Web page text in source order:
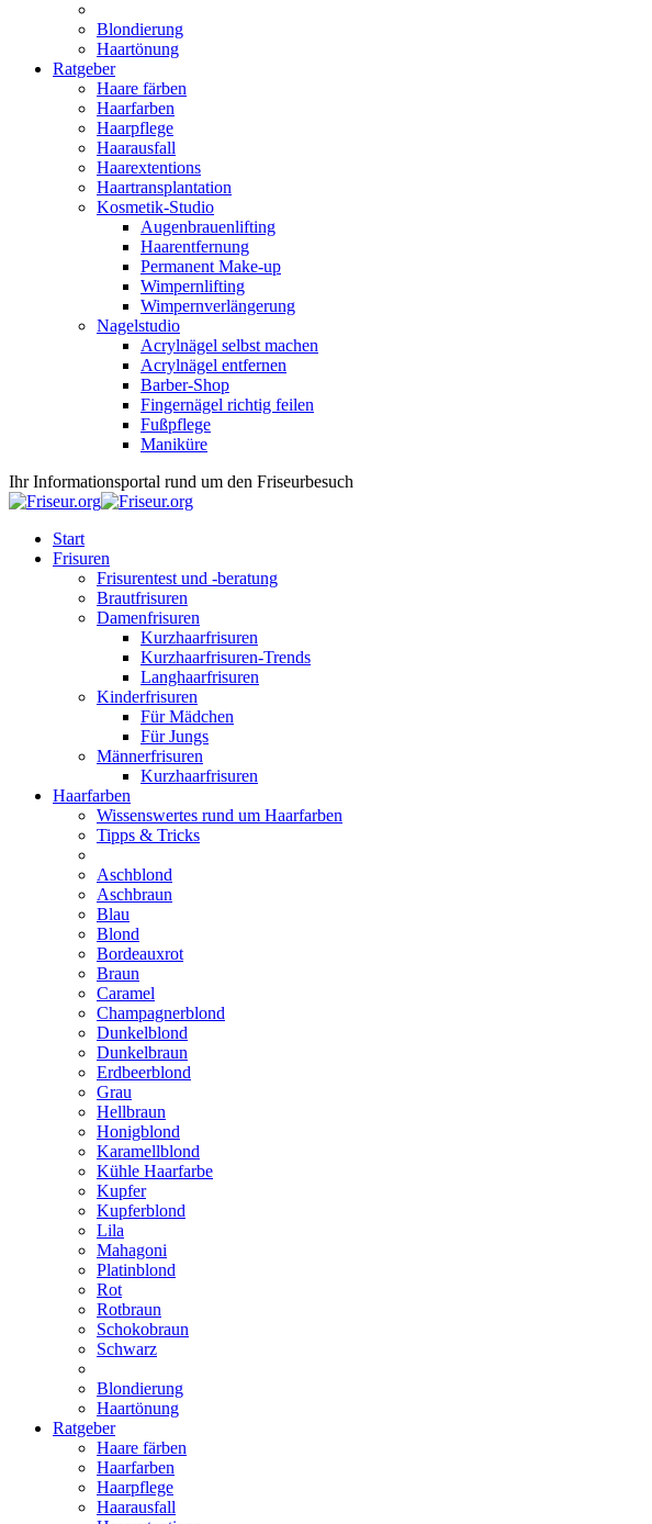
Blondierung
Haartönung
Ratgeber
Haare färben
Haarfarben
Haarpflege
Haarausfall
Haarextentions
Haartransplantation
Kosmetik-Studio
Augenbrauenlifting
Haarentfernung
Permanent Make-up
Wimpernlifting
Wimpernverlängerung
Nagelstudio
Acrylnägel selbst machen
Acrylnägel entfernen
Barber-Shop
Fingernägel richtig feilen
Fußpflege
Maniküre
Ihr Informationsportal rund um den Friseurbesuch
Start
Frisuren
Frisurentest und -beratung
Brautfrisuren
Damenfrisuren
Kurzhaarfrisuren
Kurzhaarfrisuren-Trends
Langhaarfrisuren
Kinderfrisuren
Für Mädchen
Für Jungs
Männerfrisuren
Kurzhaarfrisuren
Haarfarben
Wissenswertes rund um Haarfarben
Tipps & Tricks
Aschblond
Aschbraun
Blau
Blond
Bordeauxrot
Braun
Caramel
Champagnerblond
Dunkelblond
Dunkelbraun
Erdbeerblond
Grau
Hellbraun
Honigblond
Karamellblond
Kühle Haarfarbe
Kupfer
Kupferblond
Lila
Mahagoni
Platinblond
Rot
Rotbraun
Schokobraun
Schwarz
Blondierung
Haartönung
Ratgeber
Haare färben
Haarfarben
Haarpflege
Haarausfall